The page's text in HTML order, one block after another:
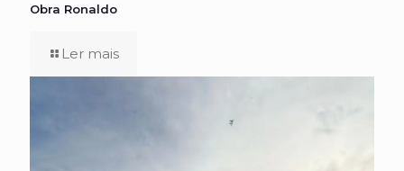
Obra Ronaldo
Ler mais